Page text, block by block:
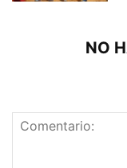
NO